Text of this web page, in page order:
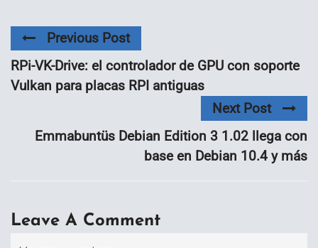
Previous Post
RPi-VK-Drive: el controlador de GPU con soporte
Vulkan para placas RPI antiguas
Next Post
Emmabuntüs Debian Edition 3 1.02 llega con
base en Debian 10.4 y más
Leave A Comment